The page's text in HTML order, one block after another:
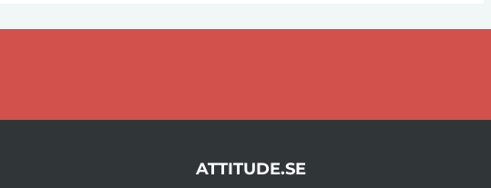
ATTITUDE.SE